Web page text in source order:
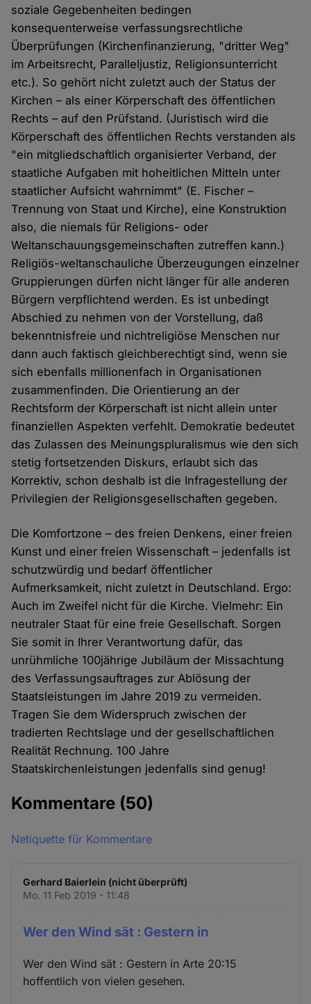
soziale Gegebenheiten bedingen
konsequenterweise verfassungsrechtliche
Überprüfungen (Kirchenfinanzierung, "dritter Weg"
im Arbeitsrecht, Paralleljustiz, Religionsunterricht
etc.). So gehört nicht zuletzt auch der Status der
Kirchen – als einer Körperschaft des öffentlichen
Rechts – auf den Prüfstand. (Juristisch wird die
Körperschaft des öffentlichen Rechts verstanden als
"ein mitgliedschaftlich organisierter Verband, der
staatliche Aufgaben mit hoheitlichen Mitteln unter
staatlicher Aufsicht wahrnimmt" (E. Fischer –
Trennung von Staat und Kirche), eine Konstruktion
also, die niemals für Religions- oder
Weltanschauungsgemeinschaften zutreffen kann.)
Religiös-weltanschauliche Überzeugungen einzelner
Gruppierungen dürfen nicht länger für alle anderen
Bürgern verpflichtend werden. Es ist unbedingt
Abschied zu nehmen von der Vorstellung, daß
bekenntnisfreie und nichtreligiöse Menschen nur
dann auch faktisch gleichberechtigt sind, wenn sie
sich ebenfalls millionenfach in Organisationen
zusammenfinden. Die Orientierung an der
Rechtsform der Körperschaft ist nicht allein unter
finanziellen Aspekten verfehlt. Demokratie bedeutet
das Zulassen des Meinungspluralismus wie den sich
stetig fortsetzenden Diskurs, erlaubt sich das
Korrektiv, schon deshalb ist die Infragestellung der
Privilegien der Religionsgesellschaften gegeben.
Die Komfortzone – des freien Denkens, einer freien
Kunst und einer freien Wissenschaft – jedenfalls ist
schutzwürdig und bedarf öffentlicher
Aufmerksamkeit, nicht zuletzt in Deutschland. Ergo:
Auch im Zweifel nicht für die Kirche. Vielmehr: Ein
neutraler Staat für eine freie Gesellschaft. Sorgen
Sie somit in Ihrer Verantwortung dafür, das
unrühmliche 100jährige Jubiläum der Missachtung
des Verfassungsauftrages zur Ablösung der
Staatsleistungen im Jahre 2019 zu vermeiden.
Tragen Sie dem Widerspruch zwischen der
tradierten Rechtslage und der gesellschaftlichen
Realität Rechnung. 100 Jahre
Staatskirchenleistungen jedenfalls sind genug!
Kommentare (50)
Netiquette für Kommentare
Gerhard Baierlein (nicht überprüft)
Mo. 11 Feb 2019 - 11:48
Wer den Wind sät : Gestern in
Wer den Wind sät : Gestern in Arte 20:15
hoffentlich von vielen gesehen.